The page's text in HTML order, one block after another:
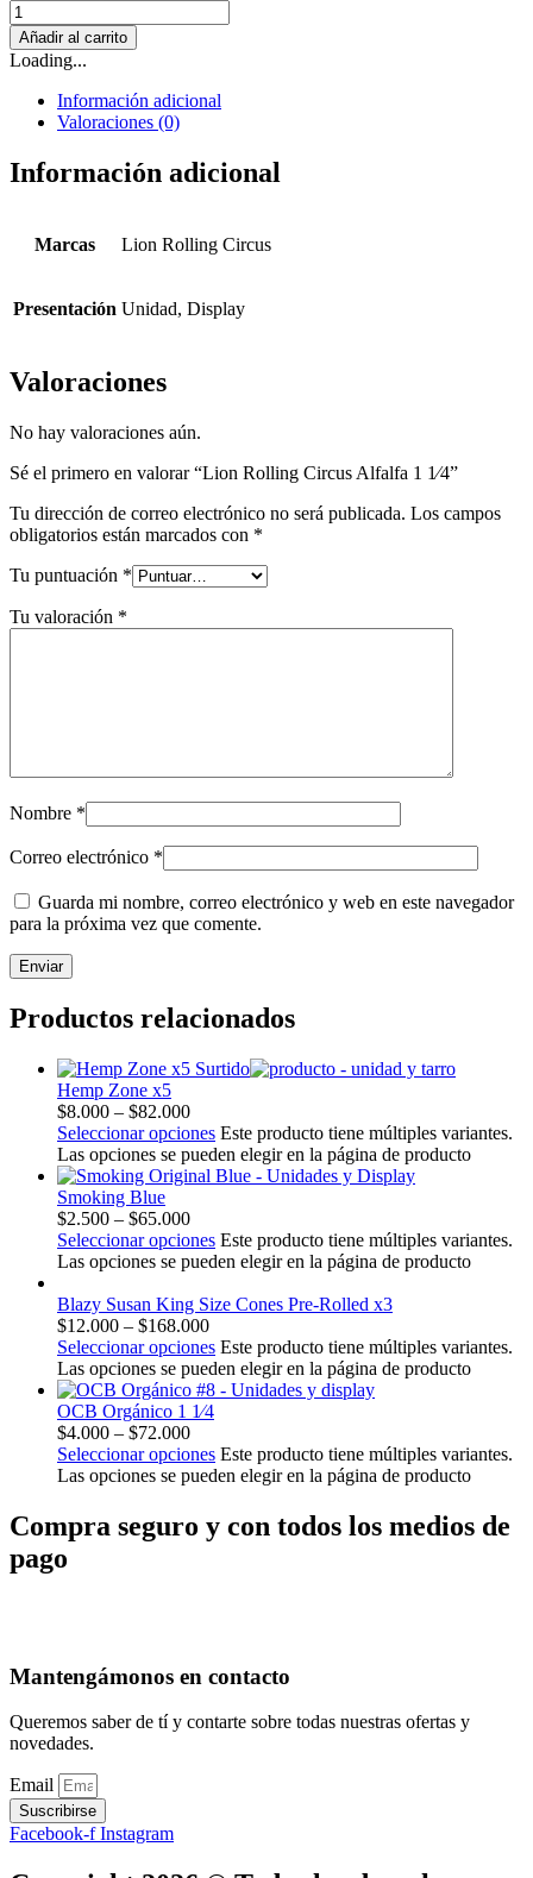
Añadir al carrito
Loading...
Información adicional
Valoraciones (0)
Información adicional
Marcas Lion Rolling Circus
Presentación Unidad, Display
Valoraciones
No hay valoraciones aún.
Sé el primero en valorar “Lion Rolling Circus Alfalfa 1 1⁄4”
Tu dirección de correo electrónico no será publicada. Los campos
obligatorios están marcados con *
Tu puntuación *
Tu valoración *
Nombre *
Correo electrónico *
Guarda mi nombre, correo electrónico y web en este navegador
para la próxima vez que comente.
Productos relacionados
Hemp Zone x5
$8.000 – $82.000
Seleccionar opciones Este producto tiene múltiples variantes.
Las opciones se pueden elegir en la página de producto
Smoking Blue
$2.500 – $65.000
Seleccionar opciones Este producto tiene múltiples variantes.
Las opciones se pueden elegir en la página de producto
Blazy Susan King Size Cones Pre-Rolled x3
$12.000 – $168.000
Seleccionar opciones Este producto tiene múltiples variantes.
Las opciones se pueden elegir en la página de producto
OCB Orgánico 1 1⁄4
$4.000 – $72.000
Seleccionar opciones Este producto tiene múltiples variantes.
Las opciones se pueden elegir en la página de producto
Compra seguro y con todos los medios de
pago
Mantengámonos en contacto
Queremos saber de tí y contarte sobre todas nuestras ofertas y
novedades.
Email
Suscribirse
Facebook-f Instagram